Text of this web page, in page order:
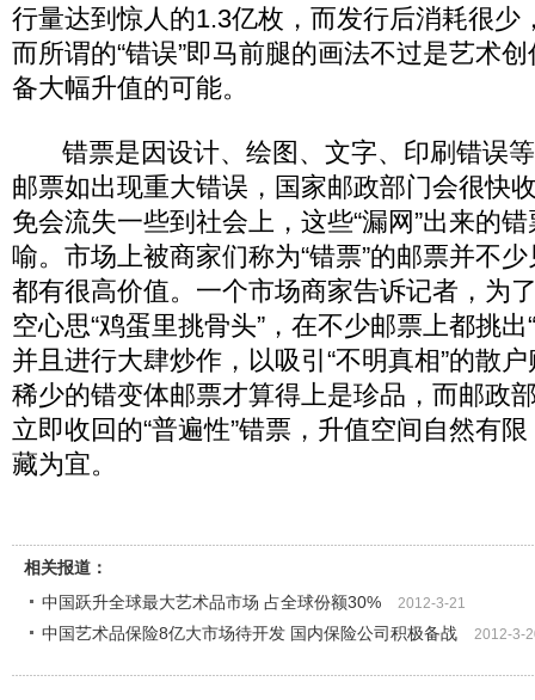
行量达到惊人的1.3亿枚，而发行后消耗很少
而所谓的“错误”即马前腿的画法不过是艺术
备大幅升值的可能。
错票是因设计、绘图、文字、印刷错误等
邮票如出现重大错误，国家邮政部门会很快
免会流失一些到社会上，这些“漏网”出来的
喻。市场上被商家们称为“错票”的邮票并不
都有很高价值。一个市场商家告诉记者，为
空心思“鸡蛋里挑骨头”，在不少邮票上都挑出
并且进行大肆炒作，以吸引“不明真相”的散
稀少的错变体邮票才算得上是珍品，而邮政
立即收回的“普遍性”错票，升值空间自然有
藏为宜。
相关报道：
中国跃升全球最大艺术品市场 占全球份额30%
2012-3-21
中国艺术品保险8亿大市场待开发 国内保险公司积极备战 2012-3-